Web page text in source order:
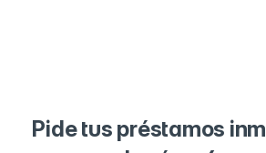
Pide tus préstamos